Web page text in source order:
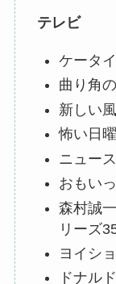
テレビ
ケータ
曲り角
新しい風
怖い日
ニュー
おもい
森村誠
リーズ
ヨイシ
ドナル